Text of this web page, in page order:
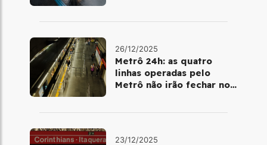
26/12/2025
Metrô 24h: as quatro
linhas operadas pelo
Metrô não irão fechar no
23/12/2025